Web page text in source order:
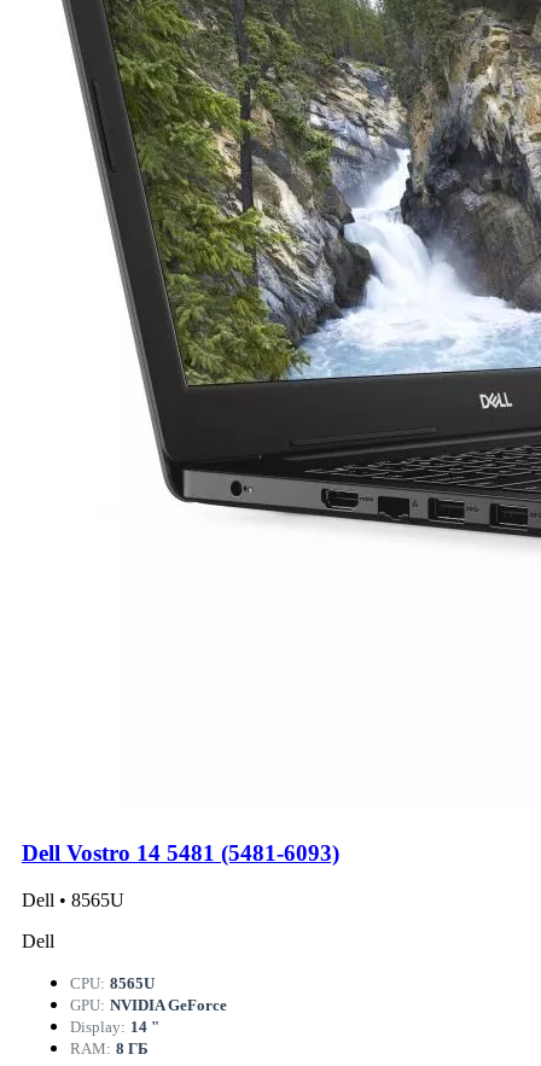
Dell Vostro 14 5481 (5481-6093)
Dell • 8565U
Dell
CPU: 8565U
GPU: NVIDIA GeForce
Display: 14 "
RAM: 8 ГБ